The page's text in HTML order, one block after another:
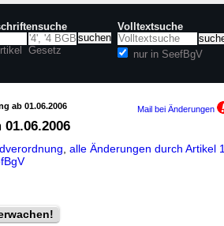
Gesetz
Volltextsuche
nur in SeefBgV
ab 01.06.2006 Mail bei Änderungen
01.06.2006
alle Änderungen durch Artikel 1